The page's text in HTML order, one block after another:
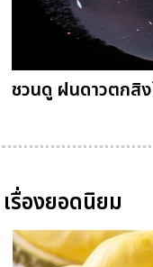
ชวนดู ฝนดาวตกสิ
เรื่องยอดนิยม